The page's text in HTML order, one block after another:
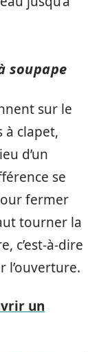
soupape
sur le
à clapet,
d’un
se
fermer
tourner la
c’est-à-dire
l’ouverture.
un